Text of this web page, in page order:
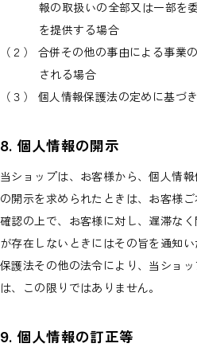
報の取扱いの全部又は一部を
を提供する場合
（２） 合併その他の事由による事業
される場合
（３） 個人情報保護法の定めに基づ
8. 個人情報の開示
当ショップは、お客様から、個人情
の開示を求められたときは、お客様
確認の上で、お客様に対し、遅滞な
が存在しないときにはその旨を通知
保護法その他の法令により、当ショ
は、この限りではありません。
9. 個人情報の訂正等